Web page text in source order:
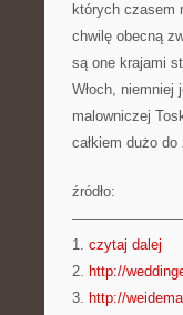
których czasem
chwilę obecną
są one krajami
Włoch,
malowniczej
całkiem dużo do
źródło:
1. czytaj dalej
2. http://
3. http://